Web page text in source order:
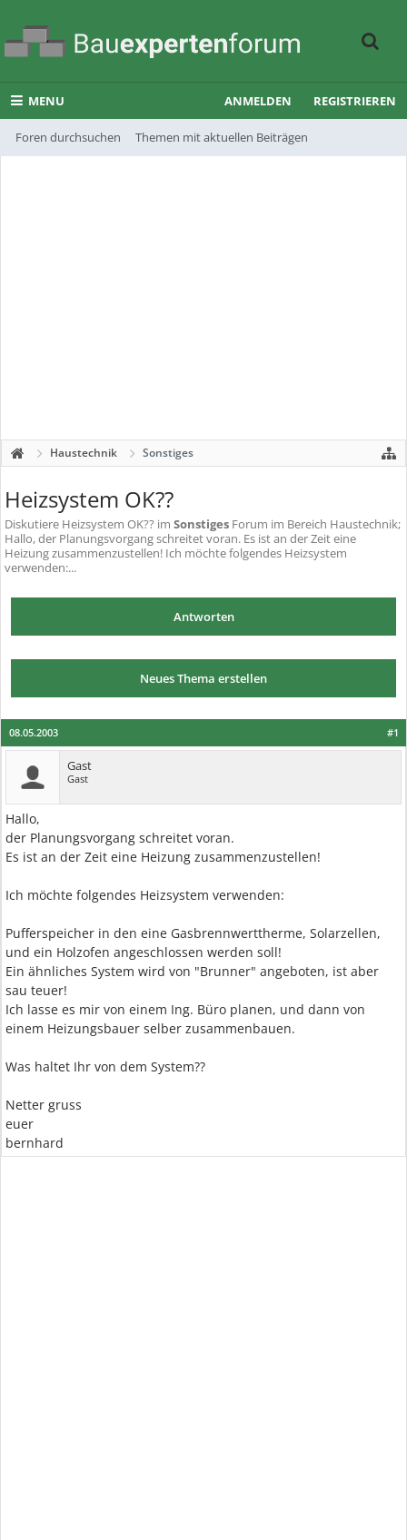
MENU
Foren durchsuchen Themen mit aktuellen Beiträgen
ANMELDEN REGISTRIEREN
Haustechnik Sonstiges
Heizsystem OK??
Diskutiere Heizsystem OK?? im Sonstiges Forum im Bereich Haustechnik;
Hallo, der Planungsvorgang schreitet voran. Es ist an der Zeit eine
Heizung zusammenzustellen! Ich möchte folgendes Heizsystem
verwenden:...
Antworten
Neues Thema erstellen
#1
08.05.2003
Gast
Gast
Hallo,
der Planungsvorgang schreitet voran.
Es ist an der Zeit eine Heizung zusammenzustellen!
Ich möchte folgendes Heizsystem verwenden:
Pufferspeicher in den eine Gasbrennwerttherme, Solarzellen,
und ein Holzofen angeschlossen werden soll!
Ein ähnliches System wird von "Brunner" angeboten, ist aber
sau teuer!
Ich lasse es mir von einem Ing. Büro planen, und dann von
einem Heizungsbauer selber zusammenbauen.
Was haltet Ihr von dem System??
Netter gruss
euer
bernhard